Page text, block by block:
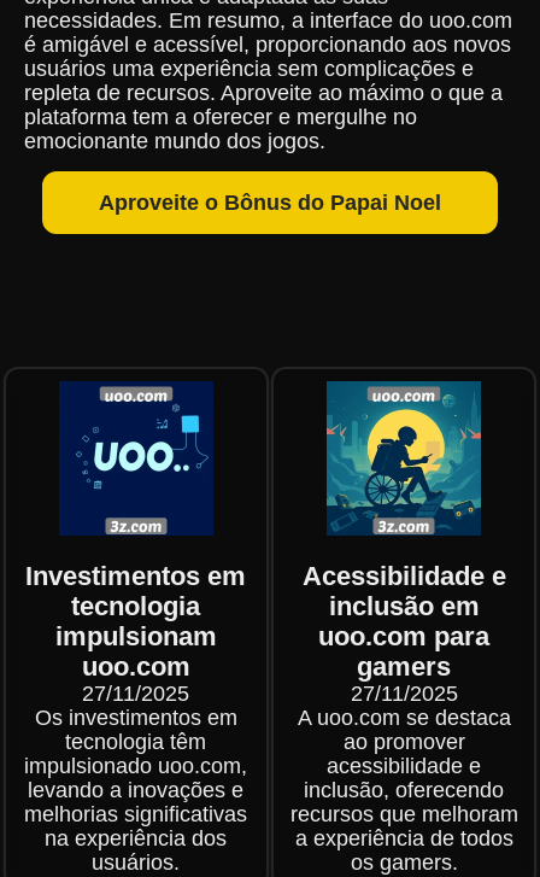
necessidades. Em resumo, a interface do uoo.com
é amigável e acessível, proporcionando aos novos
usuários uma experiência sem complicações e
repleta de recursos. Aproveite ao máximo o que a
plataforma tem a oferecer e mergulhe no
emocionante mundo dos jogos.
Aproveite o Bônus do Papai Noel
Investimentos em
tecnologia
impulsionam
uoo.com
27/11/2025
Os investimentos em
tecnologia têm
impulsionado uoo.com,
levando a inovações e
melhorias significativas
na experiência dos
usuários.
Acessibilidade e
inclusão em
uoo.com para
gamers
27/11/2025
A uoo.com se destaca
ao promover
acessibilidade e
inclusão, oferecendo
recursos que melhoram
a experiência de todos
os gamers.